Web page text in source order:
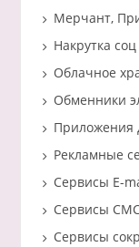
Мерчант,
Накрутка
Облачное
Обменники
Приложения
Рекламные
Сервисы E-
Сервисы
Сервисы